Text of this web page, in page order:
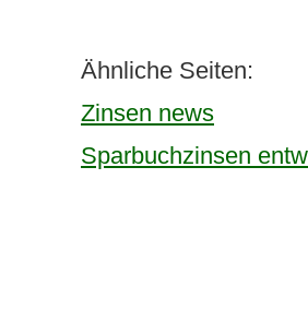
Ähnliche Seiten:
Zinsen news
Sparbuchzinsen